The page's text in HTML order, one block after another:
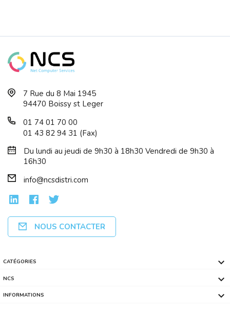
7 Rue du 8 Mai 1945
94470 Boissy st Leger
01 74 01 70 00
01 43 82 94 31 (Fax)
Du lundi au jeudi de 9h30 à 18h30 Vendredi de 9h30 à
16h30
info@ncsdistri.com
NOUS CONTACTER
CATÉGORIES 
NCS 
INFORMATIONS 